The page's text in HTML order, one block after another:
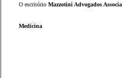
O escritório Mazzotini Advogados
Medicina